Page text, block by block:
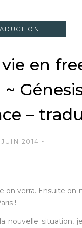
en
–
2014
on verra. Ensuite
!
nouvelle